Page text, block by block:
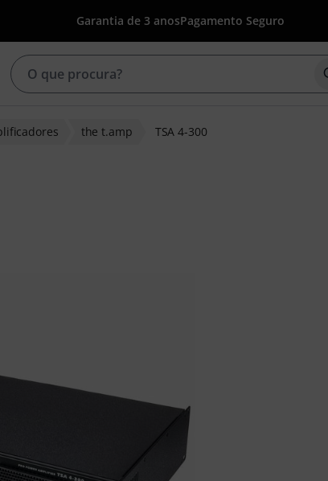
Garantia de 3 anosPagamento Seguro
the t.amp TSA 4-300
clientes